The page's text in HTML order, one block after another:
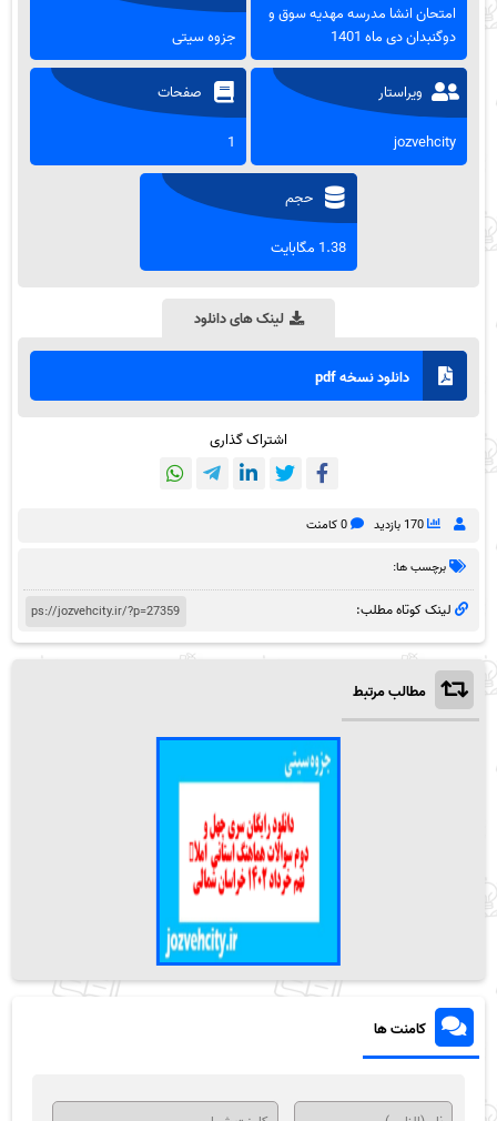
امتحان انشا مدرسه مهدیه سوق و
دوگنبدان دی ماه 1401
جزوه سیتی
ویراستار
jozvehcity
صفحات
1
حجم
1.38 مگابایت
لینک های دانلود
دانلود نسخه pdf
اشتراک گذاری
170 بازدید 0 کامنت
برچسب ها:
لینک کوتاه مطلب:
مطالب مرتبط
کامنت ها